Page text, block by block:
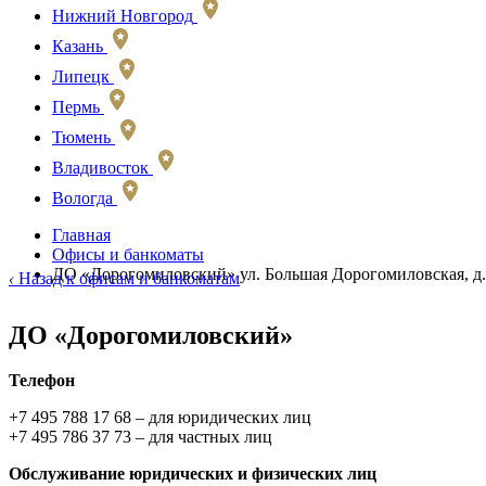
Нижний Новгород
Казань
Липецк
Пермь
Тюмень
Владивосток
Вологда
Главная
Офисы и банкоматы
ДО «Дорогомиловский» ул. Большая Дорогомиловская,
‹ Назад к офисам и банкоматам
ДО «Дорогомиловский»
Телефон
+7 495 788 17 68 – для юридических лиц
+7 495 786 37 73 – для частных лиц
Обслуживание юридических и физических лиц